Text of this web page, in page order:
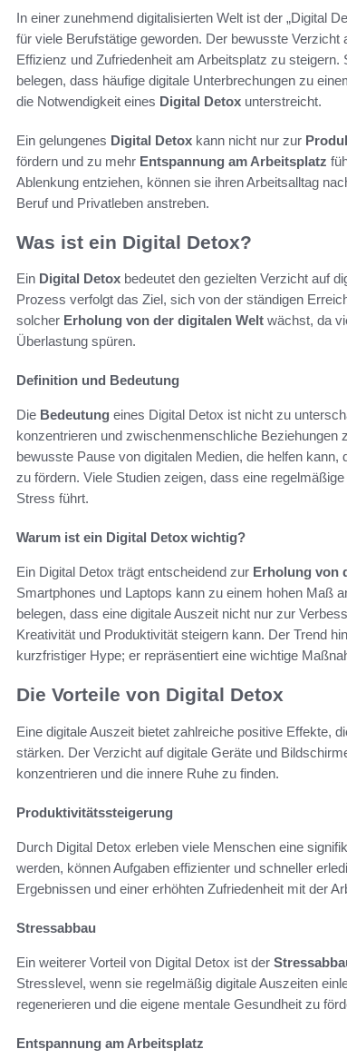
In einer zunehmend digitalisierten Welt ist der „Digital
für viele Berufstätige geworden. Der bewusste
Effizienz und Zufriedenheit am Arbeitsplatz zu
belegen, dass häufige digitale Unterbrechungen zu
die Notwendigkeit eines Digital Detox unterstreicht.
Ein gelungenes Digital Detox kann nicht nur zur
fördern und zu mehr Entspannung am Arbeitsplatz
Ablenkung entziehen, können sie ihren Arbeitsalltag
Beruf und Privatleben anstreben.
Was ist ein Digital Detox?
Ein Digital Detox bedeutet den gezielten Verzicht auf
Prozess verfolgt das Ziel, sich von der ständigen
solcher Erholung von der digitalen Welt wächst, da
Überlastung spüren.
Definition und Bedeutung
Die Bedeutung eines Digital Detox ist nicht zu
konzentrieren und zwischenmenschliche
bewusste Pause von digitalen Medien, die helfen
zu fördern. Viele Studien zeigen, dass eine
Stress führt.
Warum ist ein Digital Detox wichtig?
Ein Digital Detox trägt entscheidend zur Erholung von
Smartphones und Laptops kann zu einem hohen Maß
belegen, dass eine digitale Auszeit nicht nur zur
Kreativität und Produktivität steigern kann. Der Trend
kurzfristiger Hype; er repräsentiert eine wichtige
Die Vorteile von Digital Detox
Eine digitale Auszeit bietet zahlreiche positive Effekte,
stärken. Der Verzicht auf digitale Geräte und
konzentrieren und die innere Ruhe zu finden.
Produktivitätssteigerung
Durch Digital Detox erleben viele Menschen eine
werden, können Aufgaben effizienter und schneller
Ergebnissen und einer erhöhten Zufriedenheit mit der
Stressabbau
Ein weiterer Vorteil von Digital Detox ist der
Stresslevel, wenn sie regelmäßig digitale Auszeiten
regenerieren und die eigene mentale Gesundheit zu
Entspannung am Arbeitsplatz